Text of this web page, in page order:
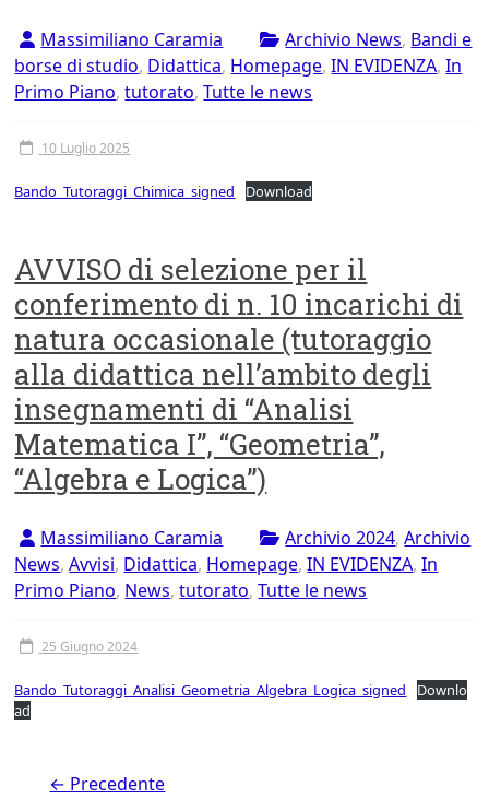
Massimiliano Caramia Archivio News, Bandi e
borse di studio, Didattica, Homepage,IN EVIDENZA,In
Primo Piano,tutorato,Tutte le news
10 Luglio 2025
Bando_Tutoraggi_Chimica_signed Download
AVVISO di selezione per il
conferimento di n. 10 incarichi di
natura occasionale (tutoraggio
alla didattica nell’ambito degli
insegnamenti di “Analisi
Matematica I”, “Geometria”,
“Algebra e Logica”)
Massimiliano Caramia Archivio 2024,Archivio
News,Avvisi, Didattica, Homepage,IN EVIDENZA,In
Primo Piano, News,tutorato,Tutte le news
25 Giugno 2024
Bando_Tutoraggi_Analisi_Geometria_Algebra_Logica_signed
Downlo
ad
← Precedente